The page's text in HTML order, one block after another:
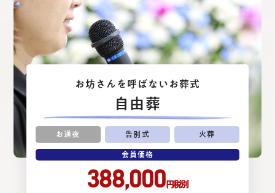
⾃由葬
お坊さんを呼ばないお葬式
お通夜 告別式 火葬
会員価格
388,000円税別